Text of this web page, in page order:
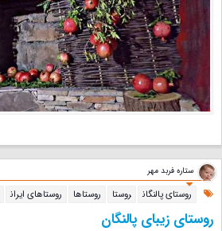
ستاره فربد مهر
روستای پالنگان روستا روستاها روستاهای ایران
روستای زیبای پالنگان